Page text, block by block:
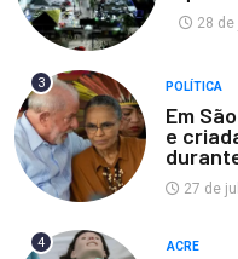
28
3 POLÍTICA
Em
e
27 de
4 ACRE